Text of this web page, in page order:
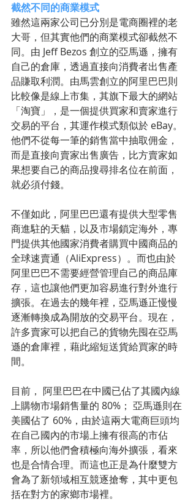
截然不同的商業模式
雖然這兩家公司已分別是電商圈裡的老
大哥，但其實他們的商業模式卻截然不
同。由 Jeff Bezos 創立的亞馬遜，擁有
自己的倉庫，透過直接向消費者出售產
品賺取利潤。由馬雲創立的阿里巴巴則
比較像是線上市集，其旗下最大的網站
「淘寶」，是一個提供買家和賣家進行
交易的平台，其運作模式類似於 eBay。
他們不從每一筆的銷售當中抽取佣金，
而是直接向賣家出售廣告，比方賣家如
果想要自己的商品搜尋排名位在前面，
就必須付錢。
不僅如此，阿里巴巴還有提供大型零售
商進駐的天貓，以及市場鎖定海外，專
門提供其他國家消費者購買中國商品的
全球速賣通（AliExpress）。而也由於
阿里巴巴不需要經營管理自己的商品庫
存，這也讓他們更加容易進行對外進行
擴張。在過去的幾年裡，亞馬遜正慢慢
逐漸轉換成為開放的交易平台。現在，
許多賣家可以把自己的貨物先囤在亞馬
遜的倉庫裡，藉此縮短送貨給買家的時
間。
目前， 阿里巴巴在中國已佔了其國內線
上購物市場銷售量的 80%； 亞馬遜則在
美國佔了 60%，由於這兩大電商巨頭均
在自己國內的市場上擁有很高的市佔
率，所以他們會積極向海外擴張，看來
也是合情合理。而這也正是為什麼雙方
會為了新領域相互競逐搶奪，其中更包
括在對方的家鄉市場裡。